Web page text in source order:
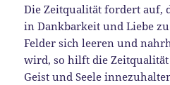
Die Zeitqualität fordert auf,
in Dankbarkeit und Liebe
Felder sich leeren und
wird, so hilft die
Geist und Seele